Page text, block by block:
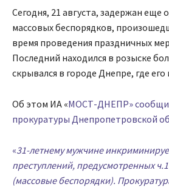
Сегодня, 21 августа, задержан еще
массовых беспорядков,
время проведения праздничных
Последний находился в розыске
скрывался в городе Днепре, где его
Об этом ИА «МОСТ-ДНЕПР»
прокуратуры Днепропетровской
«31-летнему мужчине
преступлений, предусмотренных
(массовые беспорядки).